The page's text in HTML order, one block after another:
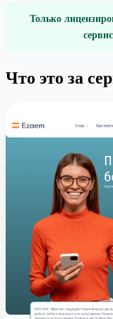
Только
Что это за